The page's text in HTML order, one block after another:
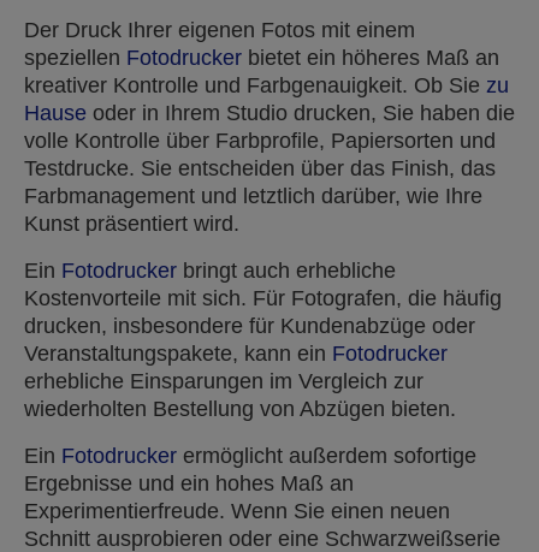
Der Druck Ihrer eigenen Fotos mit einem
speziellen Fotodrucker bietet ein höheres Maß an
kreativer Kontrolle und Farbgenauigkeit. Ob Sie zu
Hause oder in Ihrem Studio drucken, Sie haben die
volle Kontrolle über Farbprofile, Papiersorten und
Testdrucke. Sie entscheiden über das Finish, das
Farbmanagement und letztlich darüber, wie Ihre
Kunst präsentiert wird.
Ein Fotodrucker bringt auch erhebliche
Kostenvorteile mit sich. Für Fotografen, die häufig
drucken, insbesondere für Kundenabzüge oder
Veranstaltungspakete, kann ein Fotodrucker
erhebliche Einsparungen im Vergleich zur
wiederholten Bestellung von Abzügen bieten.
Ein Fotodrucker ermöglicht außerdem sofortige
Ergebnisse und ein hohes Maß an
Experimentierfreude. Wenn Sie einen neuen
Schnitt ausprobieren oder eine Schwarzweißserie